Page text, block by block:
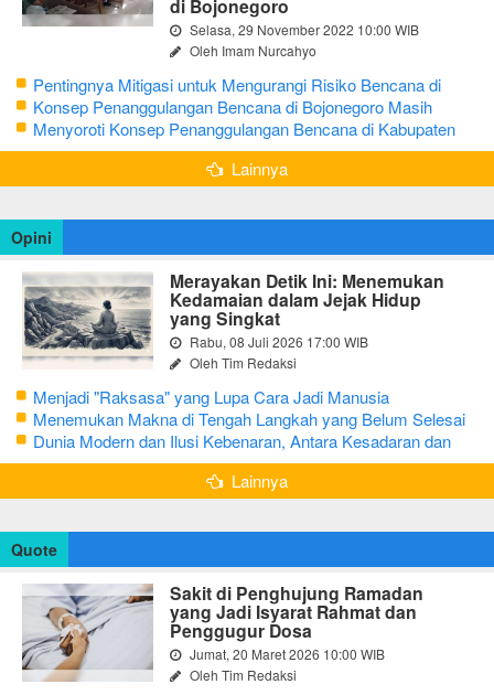
di Bojonegoro
Selasa, 29 November 2022 10:00 WIB
Oleh Imam Nurcahyo
Pentingnya Mitigasi untuk Mengurangi Risiko Bencana di
Bojonegoro
Konsep Penanggulangan Bencana di Bojonegoro Masih
Mengutamakan Tanggap Darurat
Menyoroti Konsep Penanggulangan Bencana di Kabupaten
Bojonegoro
Lainnya
Opini
Merayakan Detik Ini: Menemukan
Kedamaian dalam Jejak Hidup
yang Singkat
Rabu, 08 Juli 2026 17:00 WIB
Oleh Tim Redaksi
Menjadi "Raksasa" yang Lupa Cara Jadi Manusia
Menemukan Makna di Tengah Langkah yang Belum Selesai
Dunia Modern dan Ilusi Kebenaran, Antara Kesadaran dan
terjebak Tipu Daya
Lainnya
Quote
Sakit di Penghujung Ramadan
yang Jadi Isyarat Rahmat dan
Penggugur Dosa
Jumat, 20 Maret 2026 10:00 WIB
Oleh Tim Redaksi